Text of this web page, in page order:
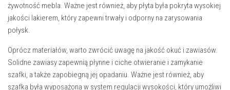
żywotność mebla. Ważne jest również, aby płyta była pokryta wysokiej
jakości lakierem, który zapewni trwały i odporny na zarysowania
połysk.
Oprócz materiałów, warto zwrócić uwagę na jakość okuć i zawiasów.
Solidne zawiasy zapewnią płynne i ciche otwieranie i zamykanie
szafki, a także zapobiegną jej opadaniu. Ważne jest również, aby
szafka była wyposażona w system regulacji wysokości, który umożliwi